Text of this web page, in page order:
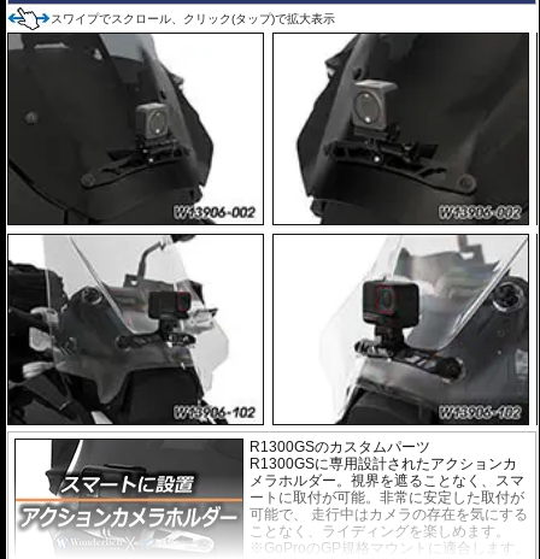
スワイプでスクロール、クリック(タップ)で拡大表示
R1300GSのカスタムパーツ
R1300GSに専用設計されたアクションカ
メラホルダー。視界を遮ることなく、スマ
ートに取付が可能。非常に安定した取付が
可能で、 走行中はカメラの存在を気にする
ことなく、ライディングを楽しめます。
※GoProのGP規格マウントに適合します。